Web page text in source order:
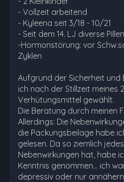
- Vollzeit arbeitend
- Kyleena seit 3/18 - 10/21
- Seit dem 14. LJ diverse Pillen
-Hormonstörung: vor
Zyklen
Aufgrund der Sicherheit und
ich nach der Stillzeit meines
Verhütungsmittel gewählt.
Die Beratung durch meinen
Allerdings: Die
die Packungsbeilage habe
gelesen. Da so ziemlich
Nebenwirkungen hat, habe
Kenntnis genommen... ich
depressiv oder nur